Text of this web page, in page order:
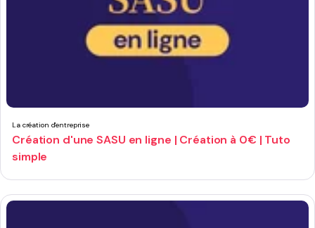
La création d'entreprise
Création d'une SASU en ligne | Création à 0€ | Tuto
simple